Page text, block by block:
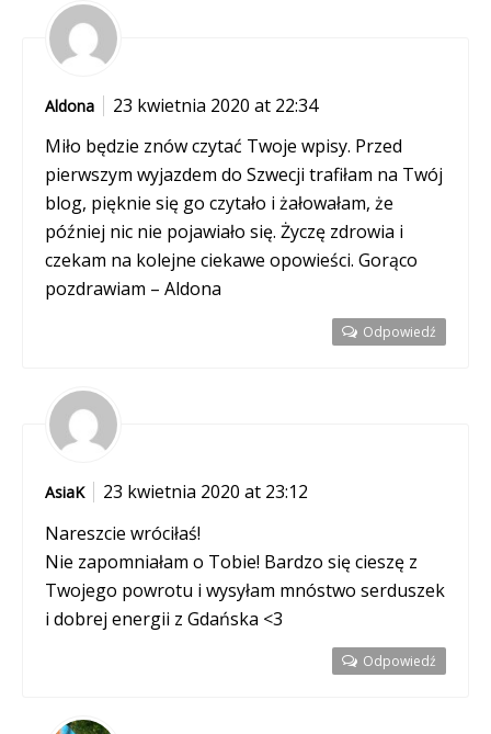
Aldona
23 kwietnia 2020 at 22:34
Miło będzie znów czytać Twoje wpisy. Przed
pierwszym wyjazdem do Szwecji trafiłam na Twój
blog, pięknie się go czytało i żałowałam, że
później nic nie pojawiało się. Życzę zdrowia i
czekam na kolejne ciekawe opowieści. Gorąco
pozdrawiam – Aldona
Odpowiedź
AsiaK
23 kwietnia 2020 at 23:12
Nareszcie wróciłaś!
Nie zapomniałam o Tobie! Bardzo się cieszę z
Twojego powrotu i wysyłam mnóstwo serduszek
i dobrej energii z Gdańska <3
Odpowiedź